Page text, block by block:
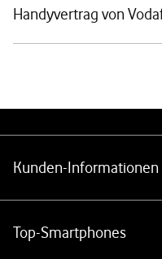
Handyvertrag von
Kunden-Informationen
Top-Smartphones